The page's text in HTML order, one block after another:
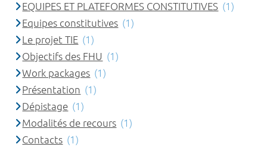
EQUIPES ET PLATEFORMES CONSTITUTIVES (1)
Equipes constitutives (1)
Le projet TIE (1)
Objectifs des FHU (1)
Work packages (1)
Présentation (1)
Dépistage (1)
Modalités de recours (1)
Contacts (1)